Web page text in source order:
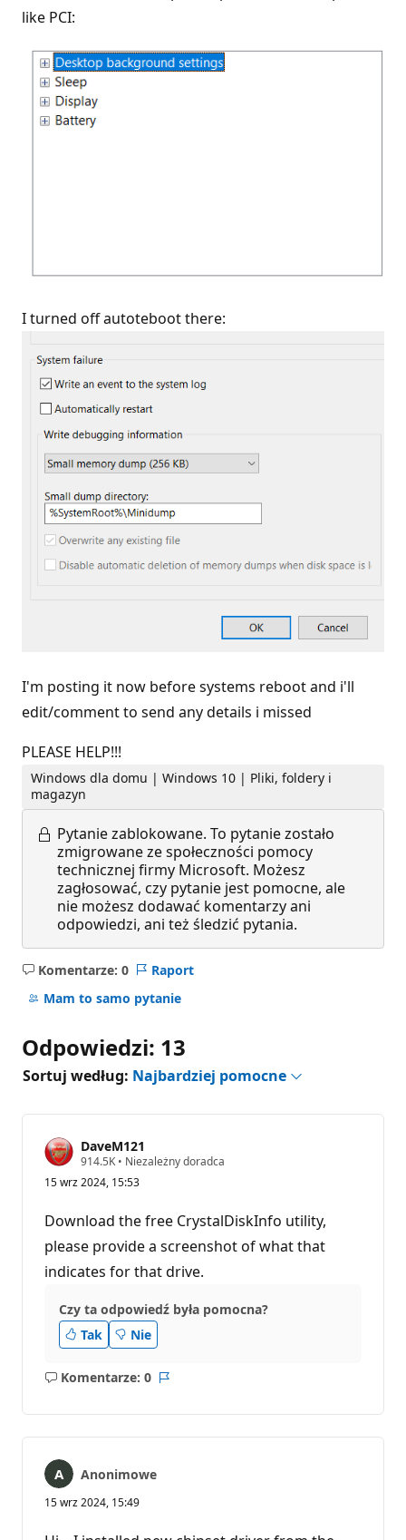
like PCI:
I turned off autoteboot there:
I'm posting it now before systems reboot and i'll
edit/comment to send any details i missed
PLEASE HELP!!!
Windows dla domu | Windows 10 | Pliki, foldery i
magazyn
Pytanie zablokowane. To pytanie zostało
zmigrowane ze społeczności pomocy
technicznej firmy Microsoft. Możesz
zagłosować, czy pytanie jest pomocne, ale
nie możesz dodawać komentarzy ani
odpowiedzi, ani też śledzić pytania.
Komentarze: 0
Brak
komentarzy
Raport
Mam to samo pytanie
Odpowiedzi: 13
Sortuj według: Najbardziej pomocne
DaveM121
914.5K P
n
t
y
r
e
p
a
c
j
i
• Niezależny doradca
15 wrz 2024, 15:53
Download the free CrystalDiskInfo utility,
please provide a screenshot of what that
indicates for that drive.
Czy ta odpowiedź była pomocna?
Tak
Nie
Komentarze: 0
Brak
Anonimowe
15 wrz 2024, 15:49